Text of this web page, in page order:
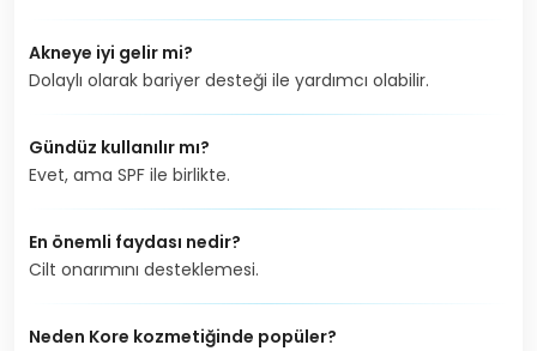
Akneye iyi gelir mi?
Dolaylı olarak bariyer desteği ile yardımcı olabilir.
Gündüz kullanılır mı?
Evet, ama SPF ile birlikte.
En önemli faydası nedir?
Cilt onarımını desteklemesi.
Neden Kore kozmetiğinde popüler?